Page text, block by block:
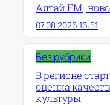
Алтай FM |
07.08.2026 16:51
Без рубрики
В регионе
оценка
культуры